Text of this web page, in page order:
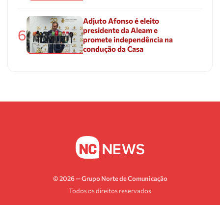
6
Adjuto Afonso é eleito
presidente da Aleam e
promete independência na
condução da Casa
© 2026 — Grupo Norte de Comunicação
Todos os direitos reservados